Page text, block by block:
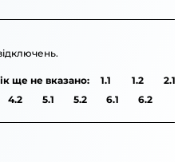
ще не вказано: 1.1 1.2
2.1
4.2 5.1 5.2 6.1 6.2